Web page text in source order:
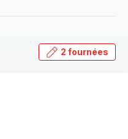
2 fournées